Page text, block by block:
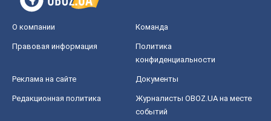
О компании Команда
Правовая информация
Политика
конфиденциальности
Реклама на сайте Документы
Редакционная политика
Журналисты OBOZ.UA на месте
событий